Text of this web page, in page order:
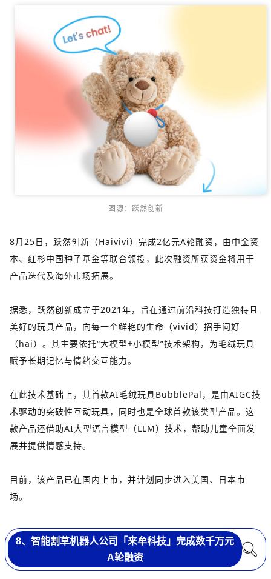
图源：跃然创新
8月25日，跃然创新（Haivivi）完成2亿元A轮融资，由中金资
本、红杉中国种子基金等联合领投，此次融资所获资金将用于
产品迭代及海外市场拓展。
据悉，跃然创新成立于2021年，旨在通过前沿科技打造独特且
美好的玩具产品，向每一个鲜艳的生命（vivid）招手问好
（hai）。其主要依托“大模型+小模型”技术架构，为毛绒玩具
赋予长期记忆与情绪交互能力。
在此技术基础上，其首款AI毛绒玩具BubblePal，是由AIGC技
术驱动的突破性互动玩具，同时也是全球首款该类型产品。这
款产品还借助AI大型语言模型（LLM）技术，帮助儿童全面发
展并提供情感支持。
目前，该产品已在国内上市，并计划同步进入美国、日本市
场。
8、智能割草机器人公司「来牟科技」完成数千万元
A轮融资